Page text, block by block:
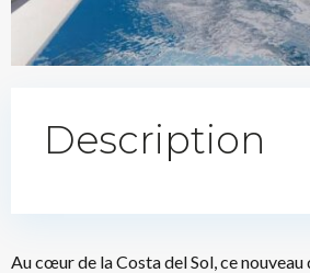
Description
Au cœur de la Costa del Sol, ce